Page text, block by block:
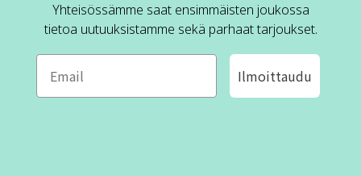
Yhteisössämme saat ensimmäisten joukossa
tietoa uutuuksistamme sekä parhaat tarjoukset.
Ilmoittaudu